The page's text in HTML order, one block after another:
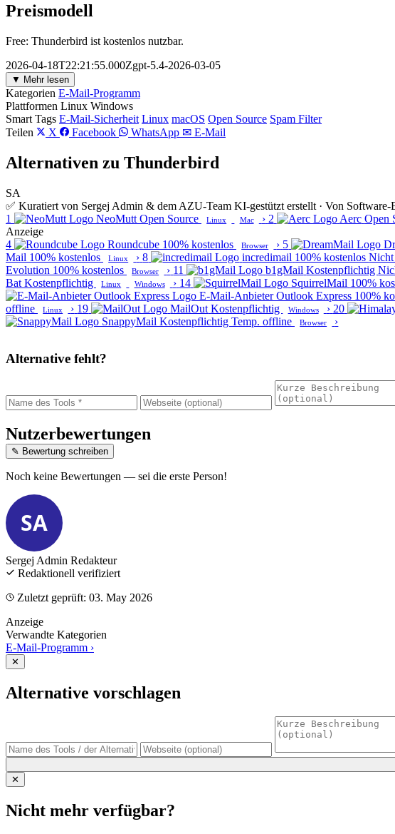
Preismodell
Free: Thunderbird ist kostenlos nutzbar.
2026-04-18T22:21:55.000Zgpt-5.4-2026-03-05
▼ Mehr lesen
Kategorien E-Mail-Programm
Plattformen Linux Windows
Smart Tags E-Mail-Sicherheit Linux macOS Open Source Spam Filter
Teilen
X Facebook WhatsApp ✉ E-Mail
Alternativen zu Thunderbird
SA
✅ Kuratiert von Sergej Admin & dem AZU-Team KI-gestützt erstellt · Von
1
NeoMutt Open Source Linux Mac › 2 Aerc Open
Anzeige
4
Roundcube 100% kostenlos Browser › 5
Mail 100% kostenlos Linux › 8 incredimail 100% kostenlos
Evolution 100% kostenlos Browser › 11 b1gMail Kostenpflichtig
Bat Kostenpflichtig Linux Windows › 14 SquirrelMail 100%
E-Mail-Anbieter Outlook Express 100%
offline
Linux › 19 MailOut Kostenpflichtig Windows › 20
SnappyMail Kostenpflichtig Temp. offline Browser ›
Alternative fehlt?
Nutzerbewertungen
✎ Bewertung schreiben
Noch keine Bewertungen — sei die erste Person!
SA
Sergej Admin Redakteur
Redaktionell verifiziert
Zuletzt geprüft: 03. May 2026
Anzeige
Verwandte Kategorien
E-Mail-Programm ›
✕
Alternative vorschlagen
✕
Nicht mehr verfügbar?